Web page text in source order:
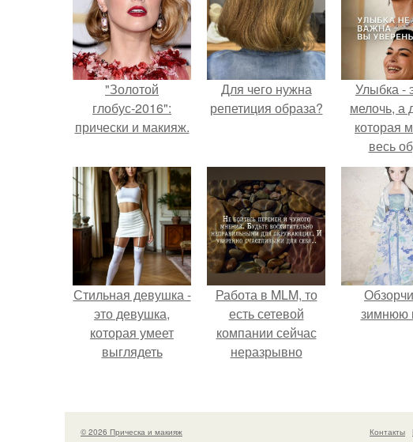
"Золотой
глобус-2016":
прически и макияж.
Для чего нужна
репетиция образа?
Улыбка -
мелочь, а
которая
весь
Стильная девушка -
это девушка,
которая умеет
выглядеть
ситуации.
Работа в MLM, то
есть сетевой
компании сейчас
неразрывно
своей страницы в
зимнюю
© 2026 Прическа и макияж Контакты